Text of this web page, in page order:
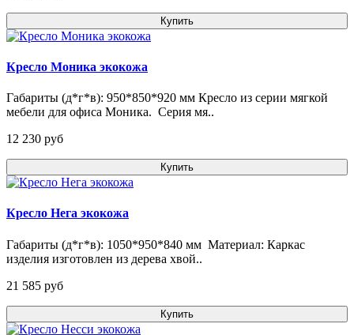
Купить
Кресло Моника экокожа
Габариты (д*г*в): 950*850*920 мм Кресло из серии мягкой
мебели для офиса Моника. Серия мя..
12 230 pуб
Купить
Кресло Нега экокожа
Габариты (д*г*в): 1050*950*840 мм Материал: Каркас
изделия изготовлен из дерева хвой..
21 585 pуб
Купить